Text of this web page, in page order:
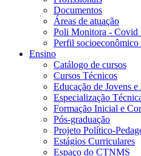
Documentos
Áreas de atuação
Poli Monitora - Covid
Perfil socioeconômico
Ensino
Catálogo de cursos
Cursos Técnicos
Educação de Jovens
Especialização
Formação Inicial e
Pós-graduação
Projeto Político-
Estágios Curriculares
Espaço do CTNMS